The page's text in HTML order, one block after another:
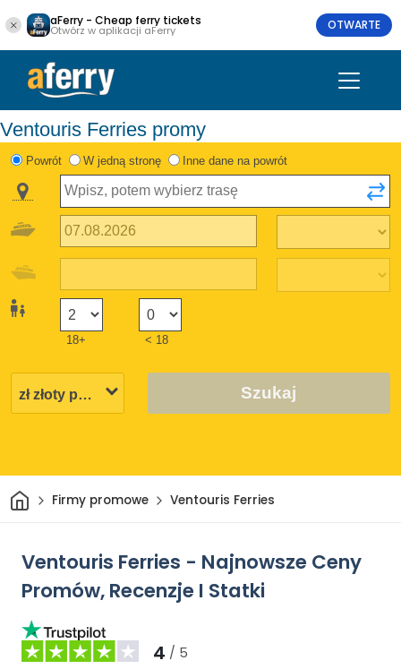
aFerry - Cheap ferry tickets
Otwórz w aplikacji aFerry OTWARTE
Ventouris Ferries promy
Powrót W jedną stronę Inne dane na powrót
18+ < 18
Szukaj
DomFirmy promowe Ventouris Ferries
Ventouris Ferries - Najnowsze Ceny
Promów, Recenzje I Statki
4 / 5